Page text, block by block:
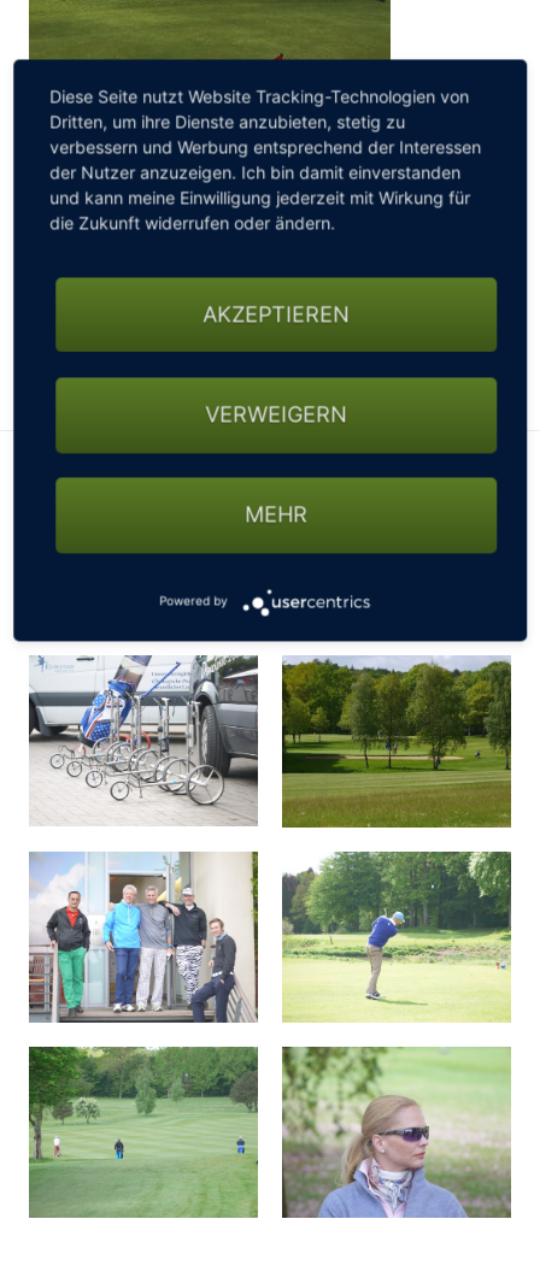
GOLFEINSTEIGER
GOLFHOTELS
In Gut Waldhoffeierten wir unser Bergfest und somit die
Halbzeit der Golfwoche. Die Bilder sagen mehr als Worte
und es war ein gelungener Tag. Auch wenn der Wind das
Spiel der 96 Teilnehmer etwas erschwert hat (-:
Diese Seite nutzt Website Tracking-Technologien von
Dritten, um ihre Dienste anzubieten, stetig zu
verbessern und Werbung entsprechend der Interessen
der Nutzer anzuzeigen. Ich bin damit einverstanden
und kann meine Einwilligung jederzeit mit Wirkung für
die Zukunft widerrufen oder ändern.
AKZEPTIEREN
VERWEIGERN
MEHR
Powered by